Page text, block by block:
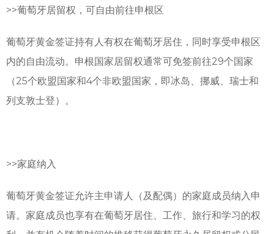
>>葡萄牙居留权，可自由前往申根区
葡萄牙黄金签证持有人有权在葡萄牙居住，同时享受申根区
内的自由流动。申根国家居留权通常可免签前往29个国家
（25个欧盟国家和4个非欧盟国家，即冰岛、挪威、瑞士和
列支敦士登）。
>>家庭纳入
葡萄牙黄金签证允许主申请人（及配偶）的家庭成员纳入申
请。家庭成员也享有在葡萄牙居住、工作、旅行和学习的权